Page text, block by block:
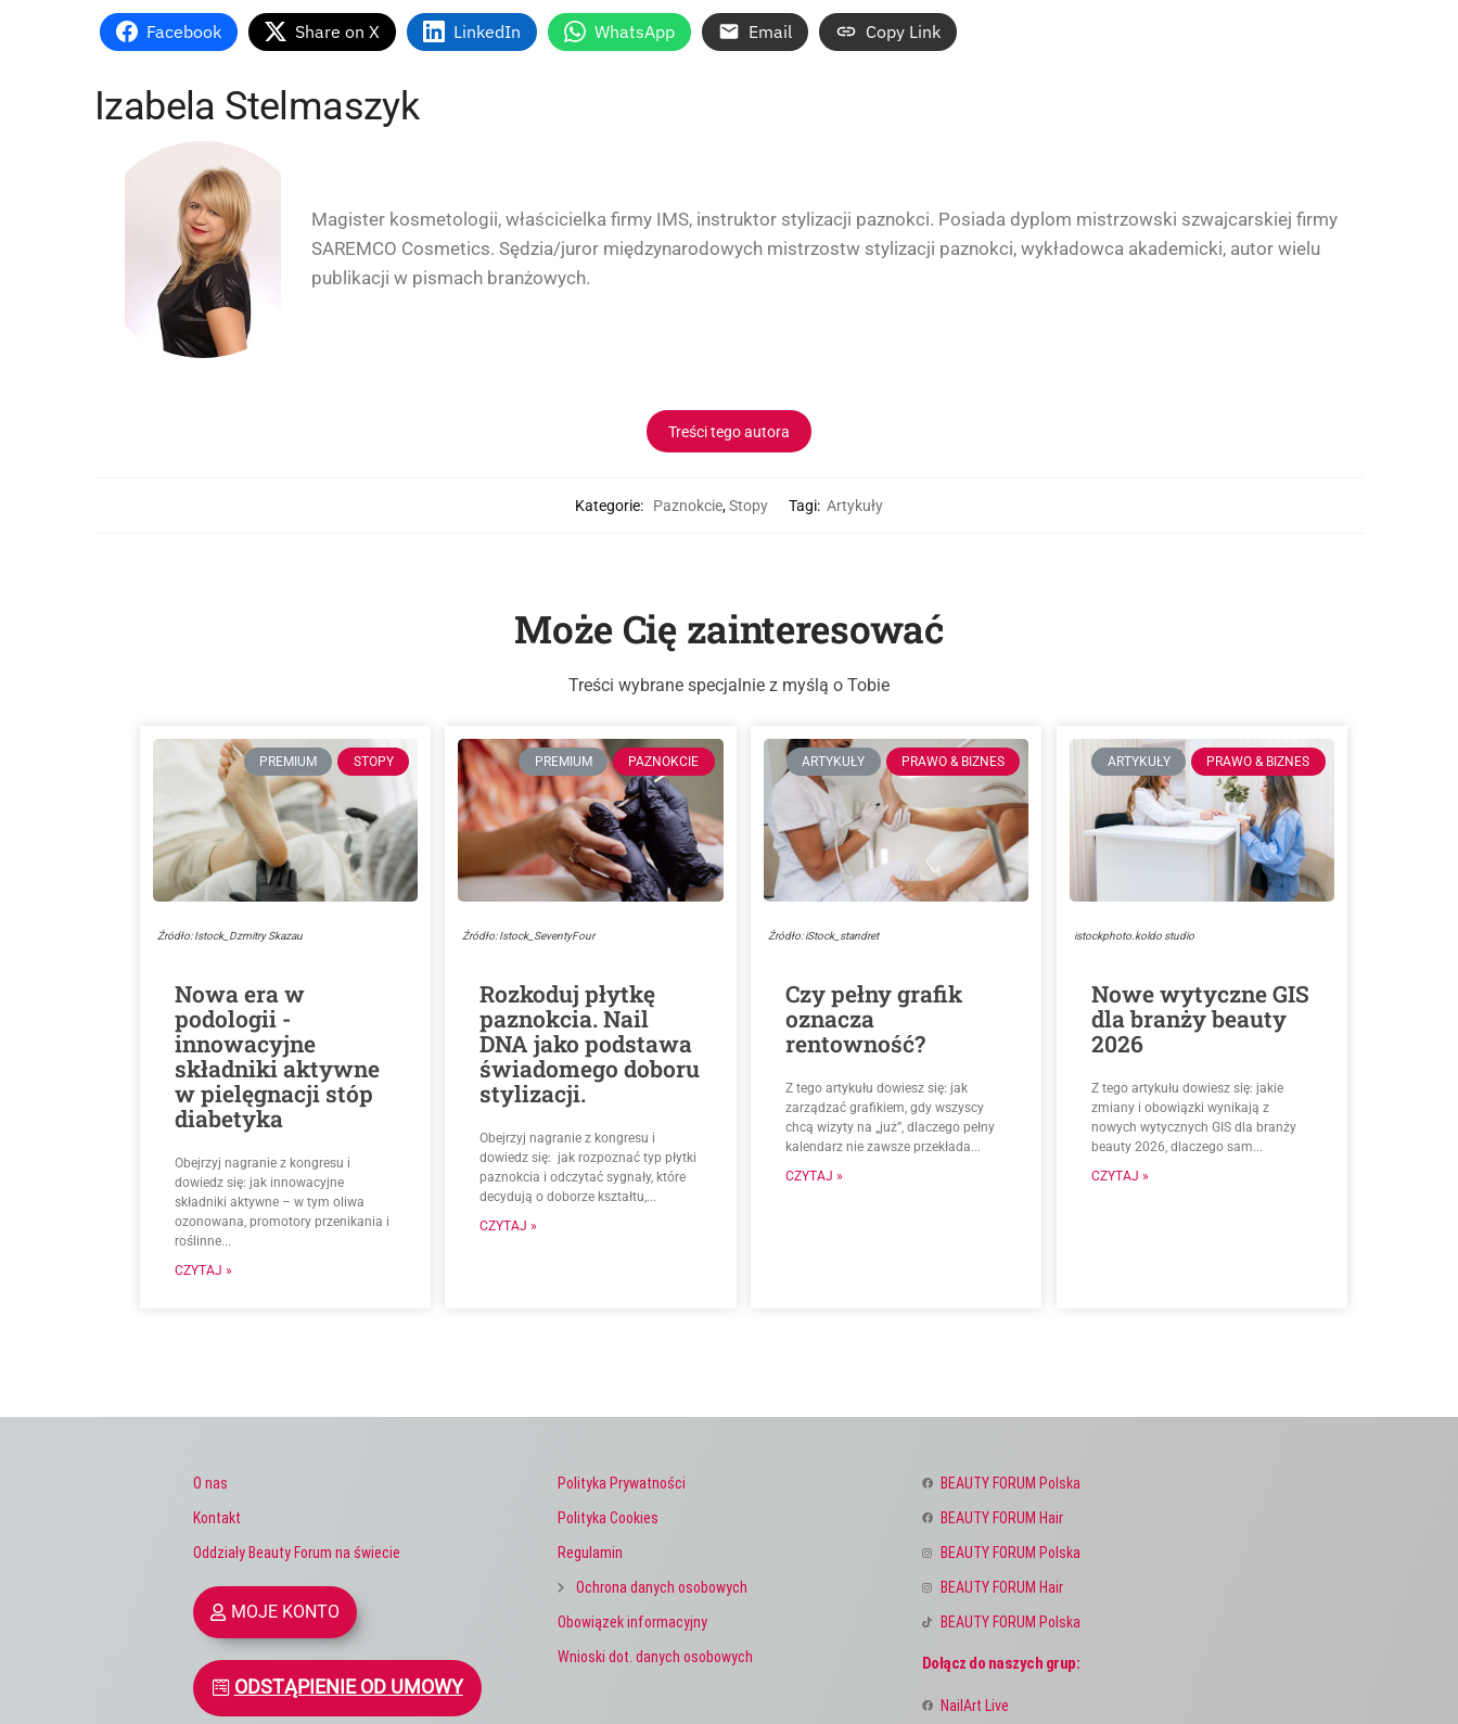
Facebook Share on X LinkedIn WhatsApp Email Copy Link
Izabela Stelmaszyk
Magister kosmetologii, właścicielka firmy IMS, instruktor stylizacji paznokci. Posiada dyplom mistrzowski szwajcarskiej firmy
SAREMCO Cosmetics. Sędzia/juror międzynarodowych mistrzostw stylizacji paznokci, wykładowca akademicki, autor wielu
publikacji w pismach branżowych.
Treści tego autora
Kategorie: Paznokcie,Stopy Tagi: Artykuły
Może Cię zainteresować
Treści wybrane specjalnie z myślą o Tobie
PREMIUM STOPY
Źródło: Istock_Dzmitry Skazau
Nowa era w
podologii -
innowacyjne
składniki aktywne
w pielęgnacji stóp
diabetyka
Obejrzyj nagranie z kongresu i
dowiedz się: jak innowacyjne
składniki aktywne – w tym oliwa
ozonowana, promotory przenikania i
roślinne...
CZYTAJ »
PREMIUM PAZNOKCIE
Źródło: Istock_SeventyFour
Rozkoduj płytkę
paznokcia. Nail
DNA jako podstawa
świadomego doboru
stylizacji.
Obejrzyj nagranie z kongresu i
dowiedz się: jak rozpoznać typ płytki
paznokcia i odczytać sygnały, które
decydują o doborze kształtu,...
CZYTAJ »
ARTYKUŁY PRAWO & BIZNES
Źródło: iStock_standret
Czy pełny grafik
oznacza
rentowność?
Z tego artykułu dowiesz się: jak
zarządzać grafikiem, gdy wszyscy
chcą wizyty na „już”, dlaczego pełny
kalendarz nie zawsze przekłada...
CZYTAJ »
ARTYKUŁY PRAWO & BIZNES
istockphoto.koldo studio
Nowe wytyczne GIS
dla branży beauty
2026
Z tego artykułu dowiesz się: jakie
zmiany i obowiązki wynikają z
nowych wytycznych GIS dla branży
beauty 2026, dlaczego sam...
CZYTAJ »
O nas
Kontakt
Oddziały Beauty Forum na świecie
MOJE KONTO
ODSTĄPIENIE OD UMOWY
Polityka Prywatności
Polityka Cookies
Regulamin
Ochrona danych osobowych
Obowiązek informacyjny
Wnioski dot. danych osobowych
BEAUTY FORUM Polska
BEAUTY FORUM Hair
BEAUTY FORUM Polska
BEAUTY FORUM Hair
BEAUTY FORUM Polska
Dołącz do naszych grup:
NailArt Live